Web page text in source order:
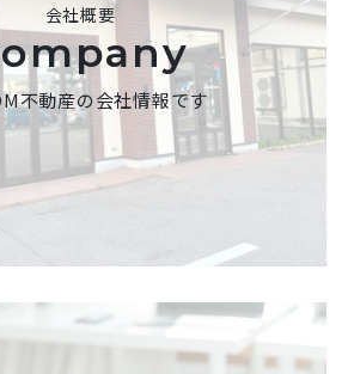
会社概要
不動産の会社情報です